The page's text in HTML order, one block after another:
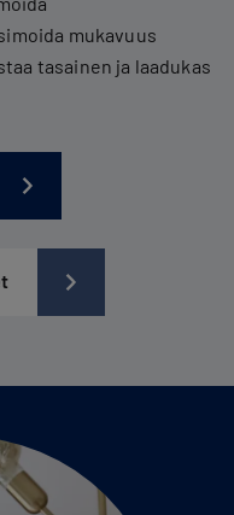
mukavuus
tasainen ja laadukas